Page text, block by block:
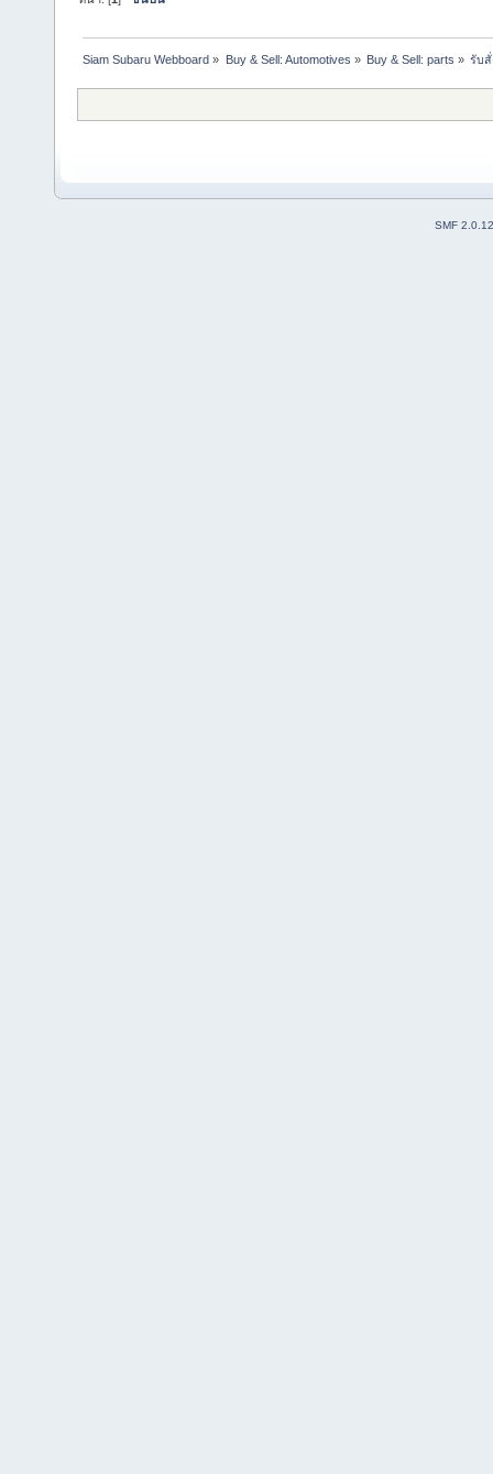
Siam Subaru Webboard » Buy & Sell: Automotives » Buy & Sell: parts » รับสั่
SMF 2.0.12